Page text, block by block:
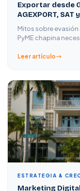
Exportar desde
AGEXPORT,
Mitos sobre evasión
PyME chapina
Leer artículo
ESTRATEGIA &
Marketing